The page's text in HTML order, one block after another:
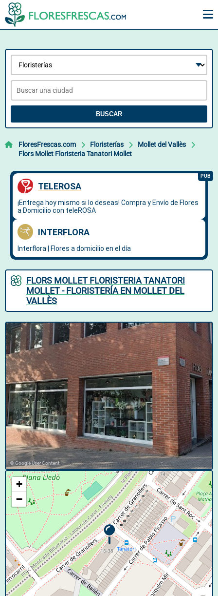
BUSCAR
FloresFrescas.com Floristerías
Mollet del Vallès
Flors Mollet Floristeria Tanatori Mollet
FLORS MOLLET FLORISTERIA TANATORI
MOLLET - FLORISTERÍA EN MOLLET DEL
VALLÈS
© Google User Content
+
−